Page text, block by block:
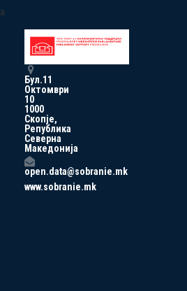
a
Бул.11
Октомври
10
1000
Скопје,
Република
Северна
Македонија
open.data@sobranie.mk
www.sobranie.mk